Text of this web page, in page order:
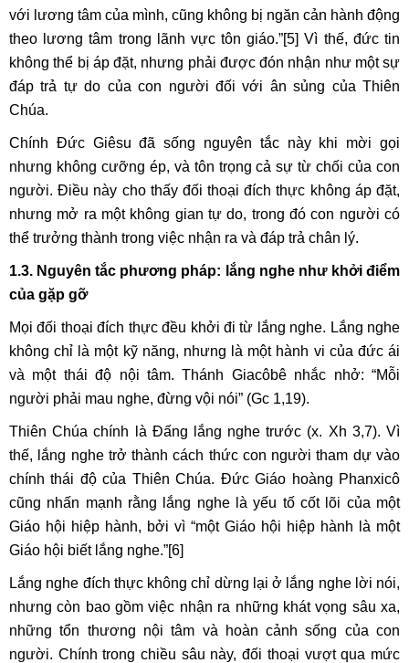
với lương tâm của mình, cũng không bị ngăn cản hành động
theo lương tâm trong lãnh vực tôn giáo.”[5] Vì thế, đức tin
không thể bị áp đặt, nhưng phải được đón nhận như một sự
đáp trả tự do của con người đối với ân sủng của Thiên
Chúa.
Chính Đức Giêsu đã sống nguyên tắc này khi mời gọi
nhưng không cưỡng ép, và tôn trọng cả sự từ chối của con
người. Điều này cho thấy đối thoại đích thực không áp đặt,
nhưng mở ra một không gian tự do, trong đó con người có
thể trưởng thành trong việc nhận ra và đáp trả chân lý.
1.3. Nguyên tắc phương pháp: lắng nghe như khởi điểm
của gặp gỡ
Mọi đối thoại đích thực đều khởi đi từ lắng nghe. Lắng nghe
không chỉ là một kỹ năng, nhưng là một hành vi của đức ái
và một thái độ nội tâm. Thánh Giacôbê nhắc nhở: “Mỗi
người phải mau nghe, đừng vội nói” (Gc 1,19).
Thiên Chúa chính là Đấng lắng nghe trước (x. Xh 3,7). Vì
thế, lắng nghe trở thành cách thức con người tham dự vào
chính thái độ của Thiên Chúa. Đức Giáo hoàng Phanxicô
cũng nhấn mạnh rằng lắng nghe là yếu tố cốt lõi của một
Giáo hội hiệp hành, bởi vì “một Giáo hội hiệp hành là một
Giáo hội biết lắng nghe.”[6]
Lắng nghe đích thực không chỉ dừng lại ở lắng nghe lời nói,
nhưng còn bao gồm việc nhận ra những khát vọng sâu xa,
những tổn thương nội tâm và hoàn cảnh sống của con
người. Chính trong chiều sâu này, đối thoại vượt qua mức